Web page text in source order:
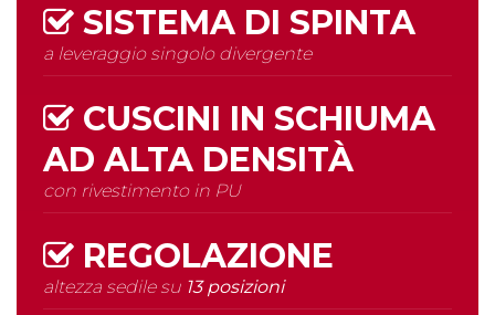
SISTEMA DI SPINTA
a leveraggio singolo divergente
CUSCINI IN SCHIUMA
AD ALTA DENSITÀ
con rivestimento in PU
REGOLAZIONE
altezza sedile su 13 posizioni